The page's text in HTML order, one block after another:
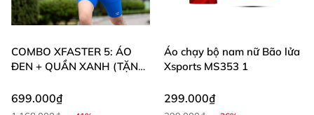
COMBO XFASTER 5: ÁO
ĐEN + QUẦN XANH (TẶNG
699.000₫
Áo chạy bộ nam nữ Bão lửa
Xsports MS353 1
299.000₫